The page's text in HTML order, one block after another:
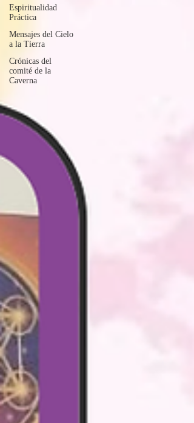
Espiritualidad
Práctica
Mensajes del Cielo
a la Tierra
Crónicas del
comité de la
Caverna